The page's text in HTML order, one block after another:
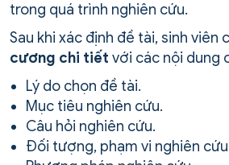
trong quá trình nghiên cứu.
Sau khi xác định đề tài, sinh viên
cương chi tiết với các nội dung
Lý do chọn đề tài.
Mục tiêu nghiên cứu.
Câu hỏi nghiên cứu.
Đối tượng, phạm vi nghiên